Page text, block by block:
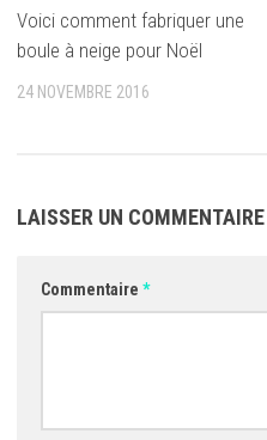
Voici comment fabriquer une
boule à neige pour Noël
24 NOVEMBRE 2016
LAISSER UN COMMENTAIRE
Commentaire *